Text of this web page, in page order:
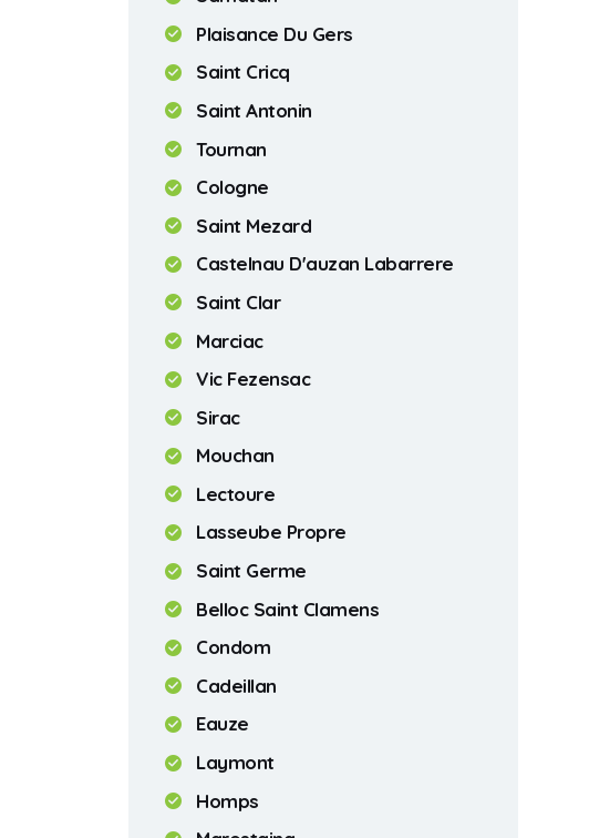
Plaisance Du Gers
Saint Cricq
Saint Antonin
Tournan
Cologne
Saint Mezard
Castelnau D'auzan Labarrere
Saint Clar
Marciac
Vic Fezensac
Sirac
Mouchan
Lectoure
Lasseube Propre
Saint Germe
Belloc Saint Clamens
Condom
Cadeillan
Eauze
Laymont
Homps